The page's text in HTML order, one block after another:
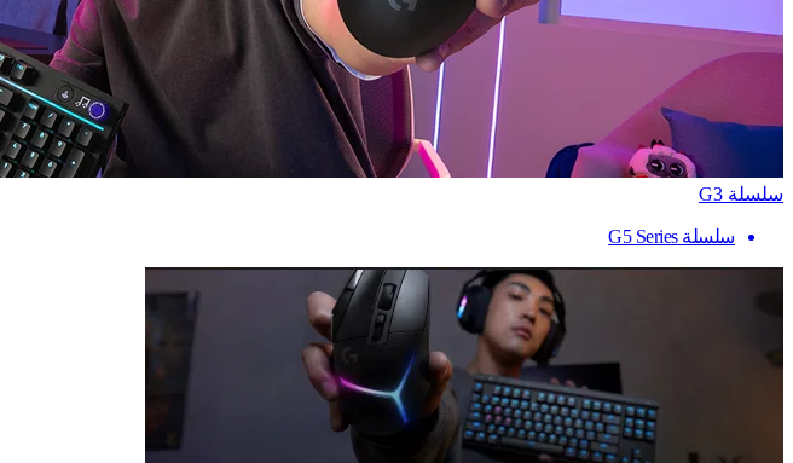
سلسلة G3
سلسلة G5 Series